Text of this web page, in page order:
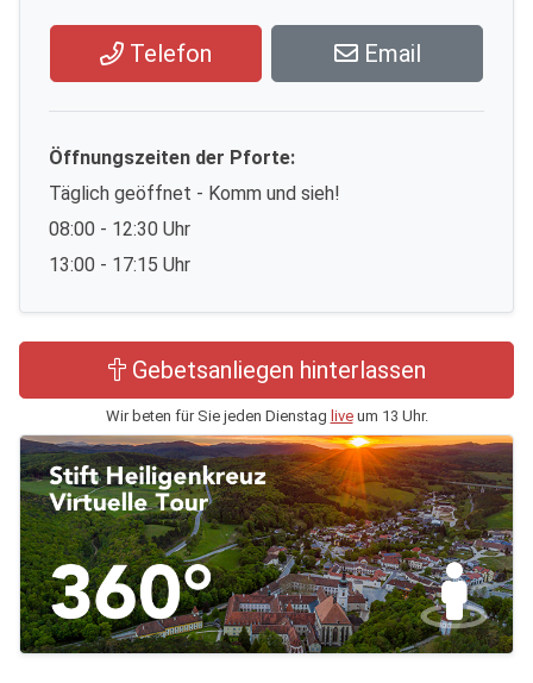
Telefon Email
Öffnungszeiten der Pforte:
Täglich geöffnet - Komm und sieh!
08:00 - 12:30 Uhr
13:00 - 17:15 Uhr
Gebetsanliegen hinterlassen
Wir beten für Sie jeden Dienstag liveum 13 Uhr.